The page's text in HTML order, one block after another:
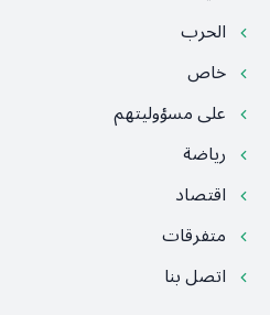
الحرب
خاص
على مسؤوليتهم
رياضة
اقتصاد
متفرقات
اتصل بنا